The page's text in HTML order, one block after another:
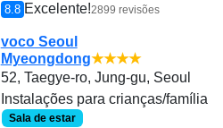
8.8 Excelente!2899 revisões
voco Seoul
Myeongdong★★★★
52, Taegye-ro, Jung-gu, Seoul
Instalações para crianças/família
Sala de estar